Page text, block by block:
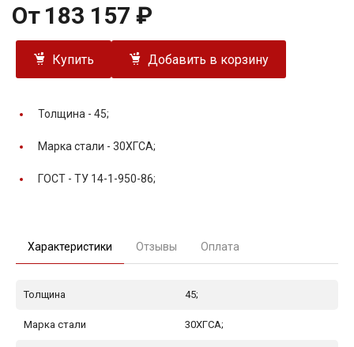
От 183 157 ₽
Купить Добавить в корзину
Толщина - 45;
Марка стали - 30ХГСА;
ГОСТ - ТУ 14-1-950-86;
Характеристики Отзывы Оплата
Толщина 45;
Марка стали 30ХГСА;